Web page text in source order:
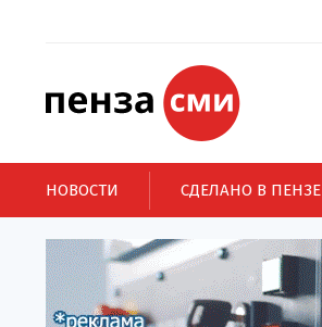
НОВОСТИ СДЕЛАНО В ПЕНЗЕ